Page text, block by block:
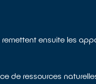
remettent ensuite les
de ressources